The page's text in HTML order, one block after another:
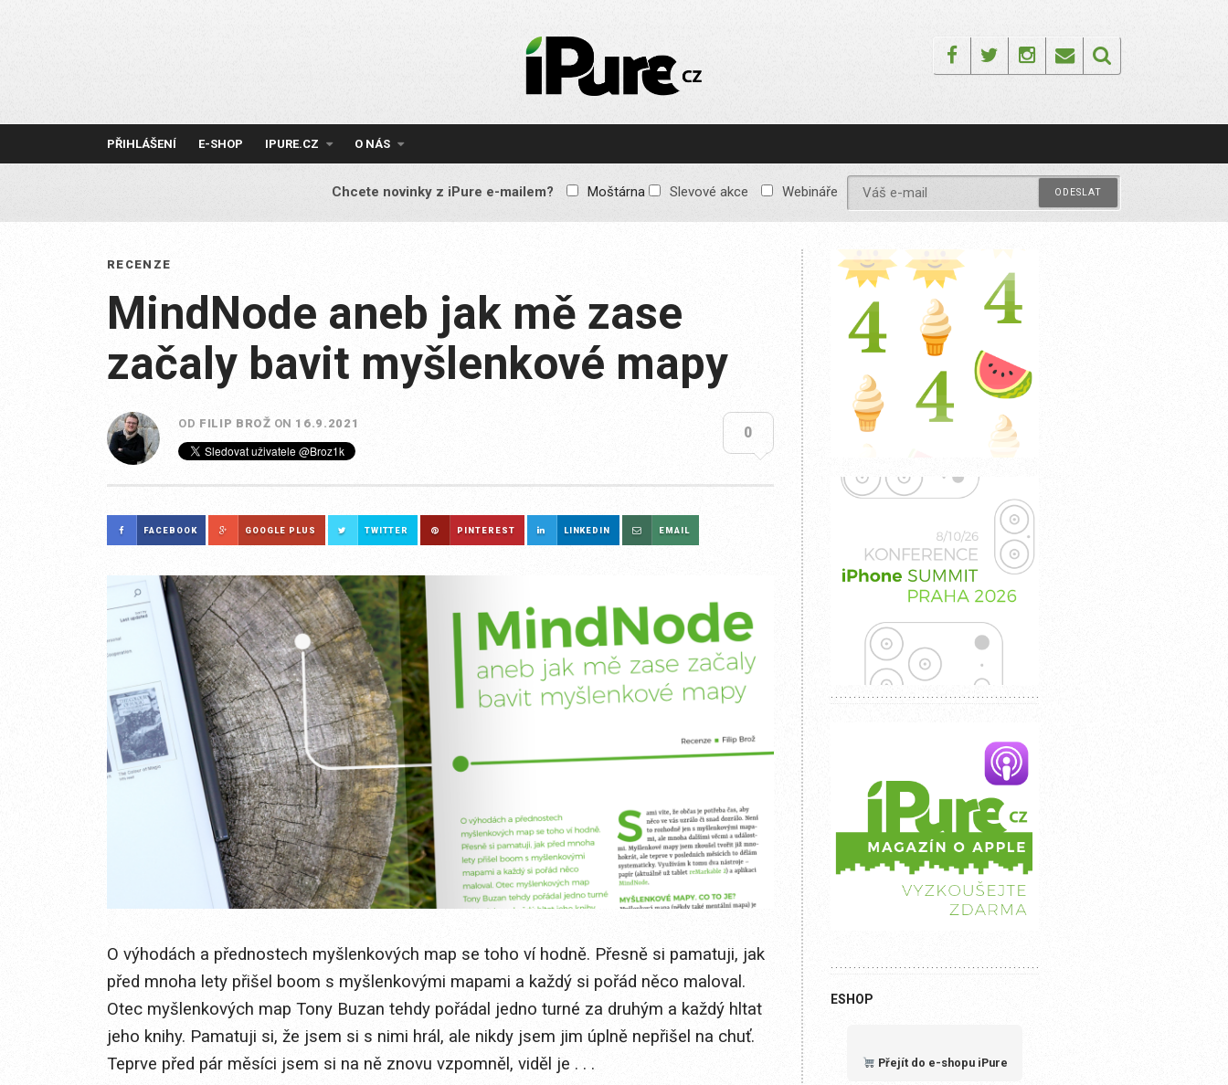
IPURE.CZ
Prémiový Apple e-
reklamy, žádné
obsah pro všechny
FacebookTwitterInstagram
Email
PŘIHLÁŠENÍ E-SHOP IPURE.CZ O NÁS
Chcete novinky z iPure e-mailem? Moštárna Slevové akce Webináře
RECENZE
MindNode aneb jak mě zase
začaly bavit myšlenkové mapy
OD FILIP BROŽ ON 16.9.2021
0
FACEBOOK GOOGLE PLUS TWITTER PINTEREST LINKEDIN EMAIL
O výhodách a přednostech myšlenkových map se toho ví hodně. Přesně si pamatuji, jak
před mnoha lety přišel boom s myšlenkovými mapami a každý si pořád něco maloval.
Otec myšlenkových map Tony Buzan tehdy pořádal jedno turné za druhým a každý hltat
jeho knihy. Pamatuji si, že jsem si s nimi hrál, ale nikdy jsem jim úplně nepřišel na chuť.
Teprve před pár měsíci jsem si na ně znovu vzpomněl, viděl je . . .
ESHOP
Přejít do e-shopu iPure